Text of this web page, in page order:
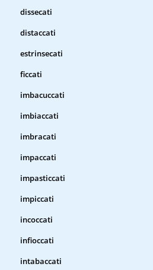
dissecati
distaccati
estrinsecati
ficcati
imbacuccati
imbiaccati
imbracati
impaccati
impasticcati
impiccati
incoccati
infioccati
intabaccati